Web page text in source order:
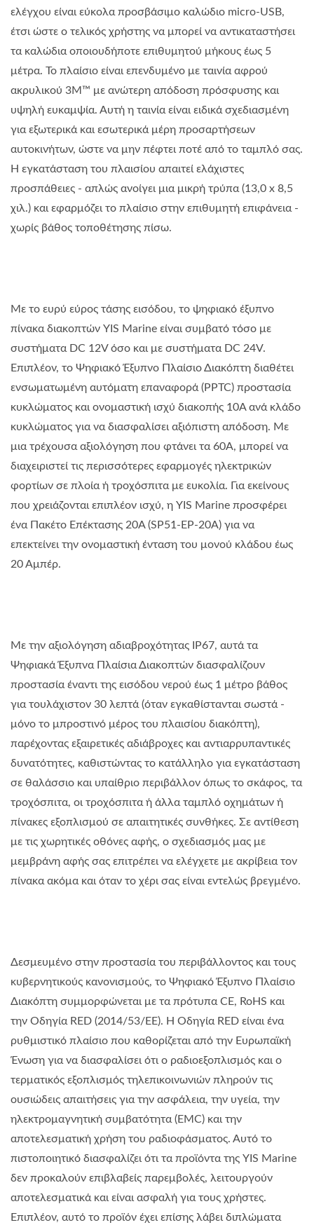
ελέγχου είναι εύκολα προσβάσιμο καλώδιο micro-USB,
έτσι ώστε ο τελικός χρήστης να μπορεί να αντικαταστήσει
τα καλώδια οποιουδήποτε επιθυμητού μήκους έως 5
μέτρα. Το πλαίσιο είναι επενδυμένο με ταινία αφρού
ακρυλικού 3M™ με ανώτερη απόδοση πρόσφυσης και
υψηλή ευκαμψία. Αυτή η ταινία είναι ειδικά σχεδιασμένη
για εξωτερικά και εσωτερικά μέρη προσαρτήσεων
αυτοκινήτων, ώστε να μην πέφτει ποτέ από το ταμπλό σας.
Η εγκατάσταση του πλαισίου απαιτεί ελάχιστες
προσπάθειες - απλώς ανοίγει μια μικρή τρύπα (13,0 x 8,5
χιλ.) και εφαρμόζει το πλαίσιο στην επιθυμητή επιφάνεια -
χωρίς βάθος τοποθέτησης πίσω.
Με το ευρύ εύρος τάσης εισόδου, το ψηφιακό έξυπνο
πίνακα διακοπτών YIS Marine είναι συμβατό τόσο με
συστήματα DC 12V όσο και με συστήματα DC 24V.
Επιπλέον, το Ψηφιακό Έξυπνο Πλαίσιο Διακόπτη διαθέτει
ενσωματωμένη αυτόματη επαναφορά (PPTC) προστασία
κυκλώματος και ονομαστική ισχύ διακοπής 10A ανά κλάδο
κυκλώματος για να διασφαλίσει αξιόπιστη απόδοση. Με
μια τρέχουσα αξιολόγηση που φτάνει τα 60A, μπορεί να
διαχειριστεί τις περισσότερες εφαρμογές ηλεκτρικών
φορτίων σε πλοία ή τροχόσπιτα με ευκολία. Για εκείνους
που χρειάζονται επιπλέον ισχύ, η YIS Marine προσφέρει
ένα Πακέτο Επέκτασης 20A (SP51-EP-20A) για να
επεκτείνει την ονομαστική ένταση του μονού κλάδου έως
20 Αμπέρ.
Με την αξιολόγηση αδιαβροχότητας IP67, αυτά τα
Ψηφιακά Έξυπνα Πλαίσια Διακοπτών διασφαλίζουν
προστασία έναντι της εισόδου νερού έως 1 μέτρο βάθος
για τουλάχιστον 30 λεπτά (όταν εγκαθίστανται σωστά -
μόνο το μπροστινό μέρος του πλαισίου διακόπτη),
παρέχοντας εξαιρετικές αδιάβροχες και αντιαρρυπαντικές
δυνατότητες, καθιστώντας το κατάλληλο για εγκατάσταση
σε θαλάσσιο και υπαίθριο περιβάλλον όπως το σκάφος, τα
τροχόσπιτα, οι τροχόσπιτα ή άλλα ταμπλό οχημάτων ή
πίνακες εξοπλισμού σε απαιτητικές συνθήκες. Σε αντίθεση
με τις χωρητικές οθόνες αφής, ο σχεδιασμός μας με
μεμβράνη αφής σας επιτρέπει να ελέγχετε με ακρίβεια τον
πίνακα ακόμα και όταν το χέρι σας είναι εντελώς βρεγμένο.
Δεσμευμένο στην προστασία του περιβάλλοντος και τους
κυβερνητικούς κανονισμούς, το Ψηφιακό Έξυπνο Πλαίσιο
Διακόπτη συμμορφώνεται με τα πρότυπα CE, RoHS και
την Οδηγία RED (2014/53/ΕΕ). Η Οδηγία RED είναι ένα
ρυθμιστικό πλαίσιο που καθορίζεται από την Ευρωπαϊκή
Ένωση για να διασφαλίσει ότι ο ραδιοεξοπλισμός και ο
τερματικός εξοπλισμός τηλεπικοινωνιών πληρούν τις
ουσιώδεις απαιτήσεις για την ασφάλεια, την υγεία, την
ηλεκτρομαγνητική συμβατότητα (EMC) και την
αποτελεσματική χρήση του ραδιοφάσματος. Αυτό το
πιστοποιητικό διασφαλίζει ότι τα προϊόντα της YIS Marine
δεν προκαλούν επιβλαβείς παρεμβολές, λειτουργούν
αποτελεσματικά και είναι ασφαλή για τους χρήστες.
Επιπλέον, αυτό το προϊόν έχει επίσης λάβει διπλώματα